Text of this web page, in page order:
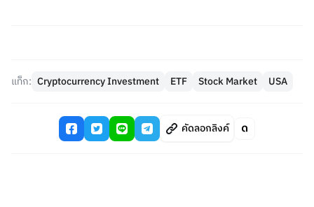
แท็ก: Cryptocurrency Investment ETF Stock Market USA
คัดลอกลิงค์